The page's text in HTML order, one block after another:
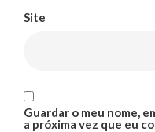
Site
Guardar o meu nome,
a próxima vez que eu